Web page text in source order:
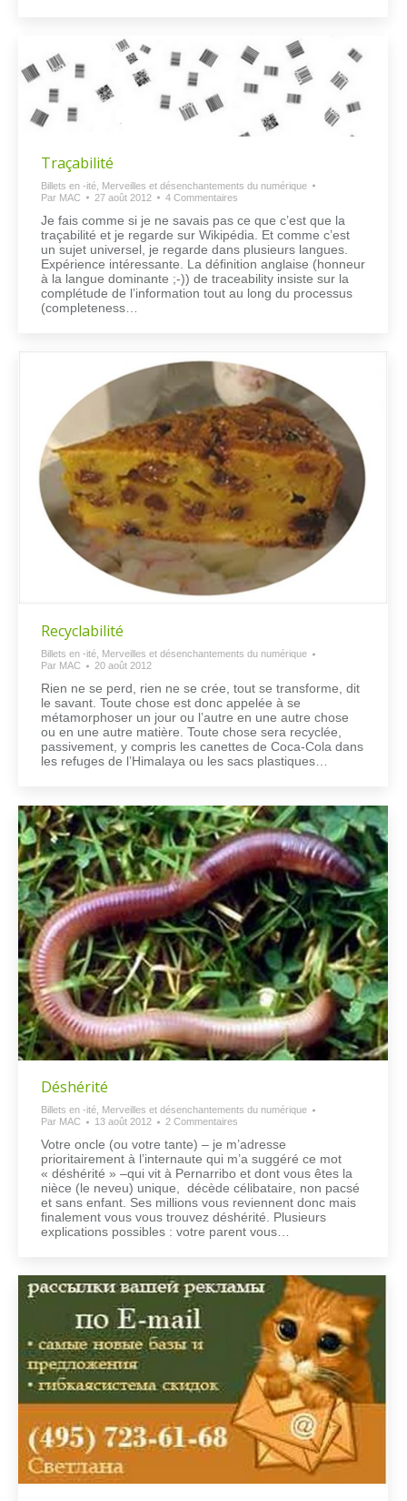
Traçabilité
Billets en -ité Merveilles et désenchantements du numérique
Par MAC 27 août 2012 4 Commentaires
Je fais comme si je ne savais pas ce que c’est que la
traçabilité et je regarde sur Wikipédia. Et comme c’est
un sujet universel, je regarde dans plusieurs langues.
Expérience intéressante. La définition anglaise (honneur
à la langue dominante ;-)) de traceability insiste sur la
complétude de l’information tout au long du processus
(completeness…
Recyclabilité
Billets en -ité Merveilles et désenchantements du numérique
Par MAC 20 août 2012
Rien ne se perd, rien ne se crée, tout se transforme, dit
le savant. Toute chose est donc appelée à se
métamorphoser un jour ou l’autre en une autre chose
ou en une autre matière. Toute chose sera recyclée,
passivement, y compris les canettes de Coca-Cola dans
les refuges de l’Himalaya ou les sacs plastiques…
Déshérité
Billets en -ité Merveilles et désenchantements du numérique
Par MAC 13 août 2012 2 Commentaires
Votre oncle (ou votre tante) – je m’adresse
prioritairement à l’internaute qui m’a suggéré ce mot
« déshérité » –qui vit à Pernarribo et dont vous êtes la
nièce (le neveu) unique, décède célibataire, non pacsé
et sans enfant. Ses millions vous reviennent donc mais
finalement vous vous trouvez déshérité. Plusieurs
explications possibles : votre parent vous…